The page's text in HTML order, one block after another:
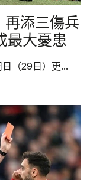
添三傷兵
大憂患
（29日）更...